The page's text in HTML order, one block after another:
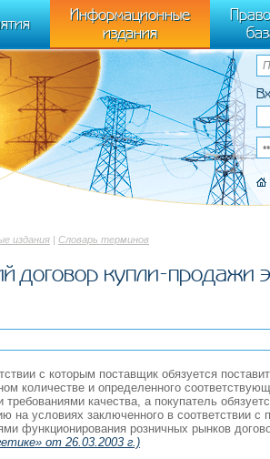
accurateTrackBounce:true });
Информационные
издания
издания | Словарь терминов
договор купли-продажи
с которым поставщик обязуется
количестве и определенного
качества, а покупатель
на условиях заключенного в соответствии с
функционирования розничных рынков
от 26.03.2003 г.)